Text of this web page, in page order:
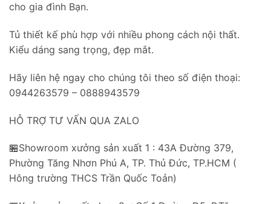
cho gia đình Bạn.
Tủ thiết kế phù hợp với nhiều phong cách nội thất.
Kiểu dáng sang trọng, đẹp mắt.
Hãy liên hệ ngay cho chúng tôi theo số điện thoại:
0944263579 – 0888943579
HỖ TRỢ TƯ VẤN QUA ZALO
🏪Showroom xưởng sản xuất 1 : 43A Đường 379,
Phường Tăng Nhơn Phú A, TP. Thủ Đức, TP.HCM (
Hông trường THCS Trần Quốc Toản)